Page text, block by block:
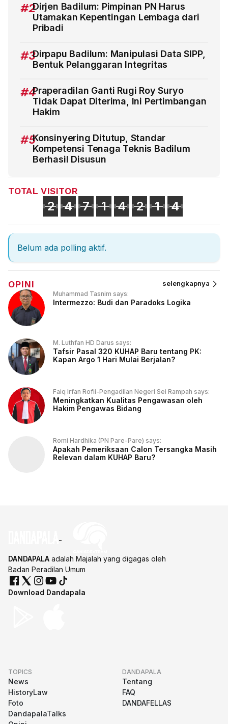
#2Dirjen Badilum: Pimpinan PN Harus
Utamakan Kepentingan Lembaga dari
Pribadi
#3Dirpapu Badilum: Manipulasi Data SIPP,
Bentuk Pelanggaran Integritas
#4Praperadilan Ganti Rugi Roy Suryo
Tidak Dapat Diterima, Ini Pertimbangan
Hakim
#5Konsinyering Ditutup, Standar
Kompetensi Tenaga Teknis Badilum
Berhasil Disusun
TOTAL VISITOR
2 4 7 1 4 2 1 4
Belum ada polling aktif.
OPINI selengkapnya
Muhammad Tasnim says:
Intermezzo: Budi dan Paradoks Logika
M. Luthfan HD Darus says:
Tafsir Pasal 320 KUHAP Baru tentang PK:
Kapan Argo 1 Hari Mulai Berjalan?
Faiq Irfan Rofii-Pengadilan Negeri Sei Rampah says:
Meningkatkan Kualitas Pengawasan oleh
Hakim Pengawas Bidang
Romi Hardhika (PN Pare-Pare) says:
Apakah Pemeriksaan Calon Tersangka Masih
Relevan dalam KUHAP Baru?
DANDAPALA adalah Majalah yang digagas oleh
Badan Peradilan Umum
Download Dandapala
TOPICS
News
HistoryLaw
Foto
DandapalaTalks
DANDAPALA
Tentang
FAQ
DANDAFELLAS